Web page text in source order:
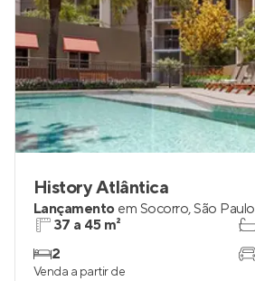
History Atlântica
Lançamento em Socorro,São Paulo
37 a 45 m²
2
Venda a partir de